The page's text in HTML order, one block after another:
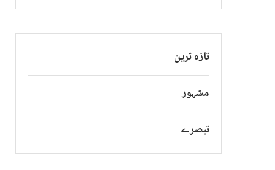
تازہ ترین
مشہور
تبصرے